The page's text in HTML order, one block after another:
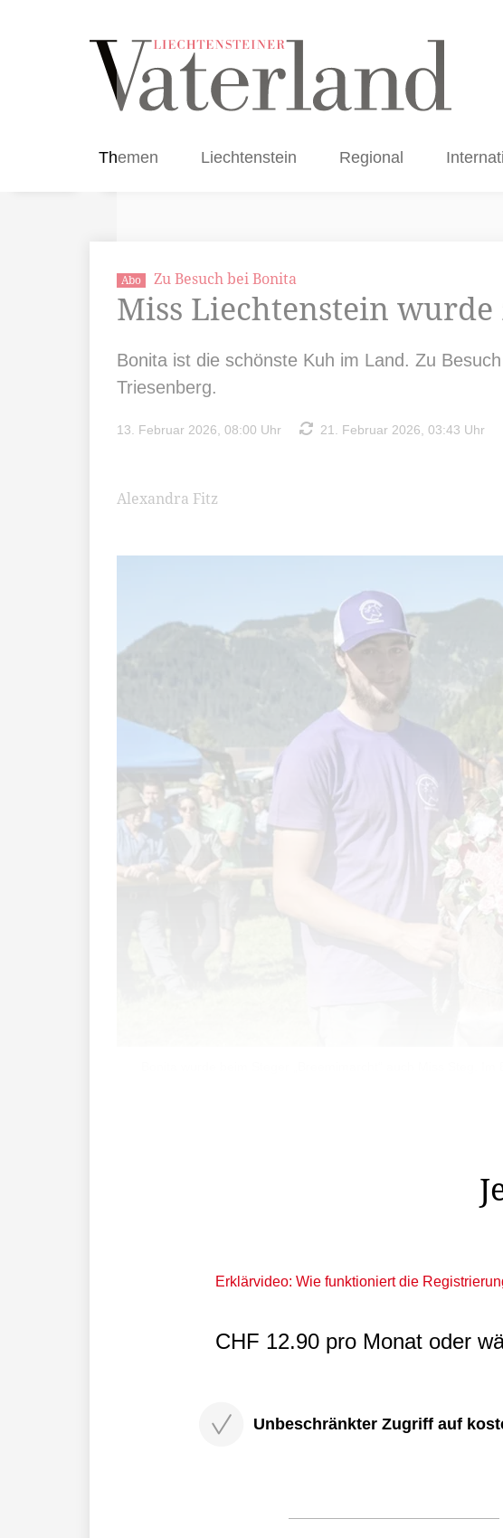
Themen Liechtenstein Regional
Abo Zu Besuch bei Bonita
Miss Liechtenstein
Bonita ist die schönste Kuh im Land. Zu
Triesenberg.
13. Februar 2026, 08:00 Uhr 21. Februar 2026, 03:43 Uhr
Alexandra Fitz
Erklärvideo: Wie funktioniert die
CHF 12.90 pro Monat oder
Unbeschränkter Zugriff auf